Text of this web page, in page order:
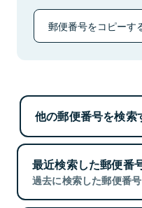
郵便番号をコピーす
他の郵便番号を検索
最近検索した郵便番
過去に検索した郵便番